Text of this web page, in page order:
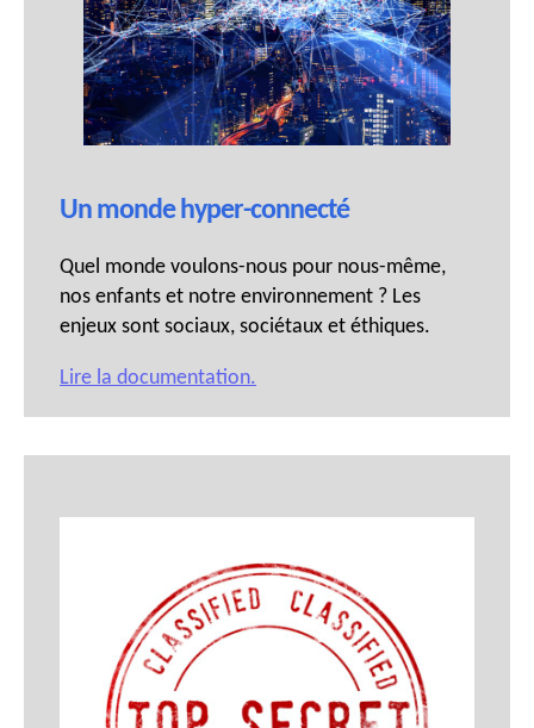
Un monde hyper-connecté
Quel monde voulons-nous pour nous-même,
nos enfants et notre environnement ? Les
enjeux sont sociaux, sociétaux et éthiques.
Lire la documentation.